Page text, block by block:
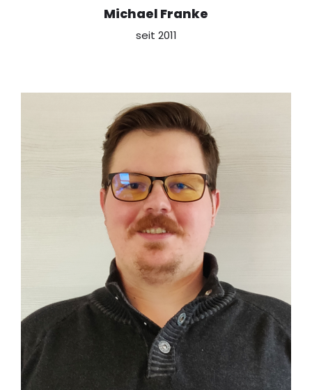
Michael Franke
seit 2011